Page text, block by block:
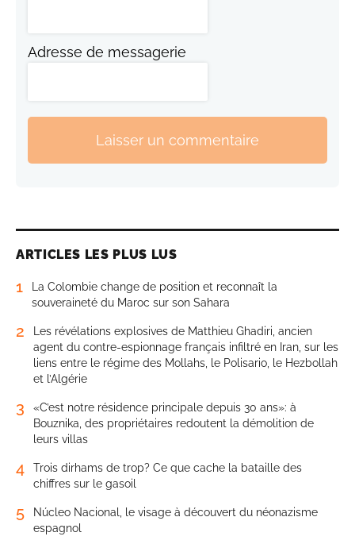
Adresse de messagerie
Laisser un commentaire
ARTICLES LES PLUS LUS
1
La Colombie change de position et reconnaît la
souveraineté du Maroc sur son Sahara
2
Les révélations explosives de Matthieu Ghadiri, ancien
agent du contre-espionnage français infiltré en Iran, sur les
liens entre le régime des Mollahs, le Polisario, le Hezbollah
et l’Algérie
3
«C’est notre résidence principale depuis 30 ans»: à
Bouznika, des propriétaires redoutent la démolition de
leurs villas
4
Trois dirhams de trop? Ce que cache la bataille des
chiffres sur le gasoil
5
Núcleo Nacional, le visage à découvert du néonazisme
espagnol